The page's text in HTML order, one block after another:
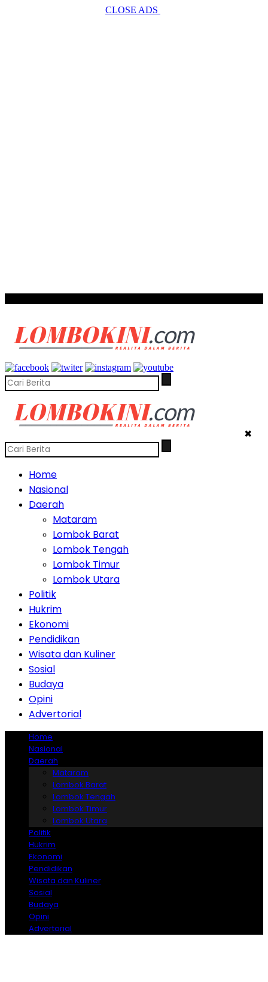
CLOSE ADS
✖
Home
Nasional
Daerah
Mataram
Lombok Barat
Lombok Tengah
Lombok Timur
Lombok Utara
Politik
Hukrim
Ekonomi
Pendidikan
Wisata dan Kuliner
Sosial
Budaya
Opini
Advertorial
Home
Nasional
Daerah
Mataram
Lombok Barat
Lombok Tengah
Lombok Timur
Lombok Utara
Politik
Hukrim
Ekonomi
Pendidikan
Wisata dan Kuliner
Sosial
Budaya
Opini
Advertorial